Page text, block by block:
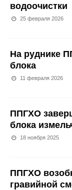
водоочистки
25 февраля 2026
На руднике
блока
11 февраля 2026
ППГХО
блока
18 ноября 2025
ППГХО
гравийной